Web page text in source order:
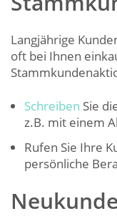
Langjährige
oft bei Ihnen
Schreiben Sie
z.B. mit einem
Rufen Sie Ihre
persönliche